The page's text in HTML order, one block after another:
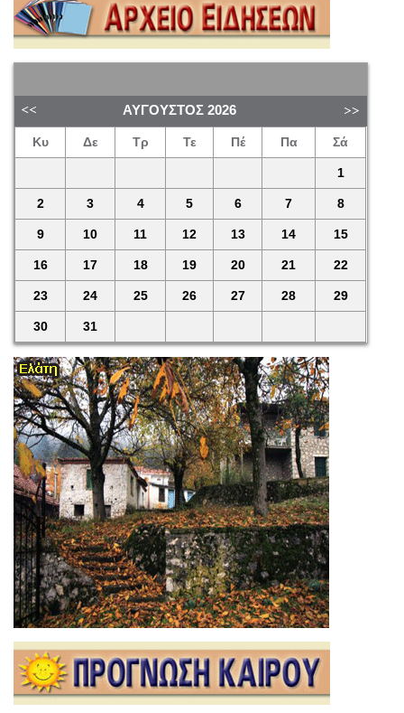
ΑΎΓΟΥΣΤΟΣ 2026
Κυ Δε Τρ Τε Πέ Πα Σά
1
2 3 4 5 6 7 8
9 10 11 12 13 14 15
16 17 18 19 20 21 22
23 24 25 26 27 28 29
30 31